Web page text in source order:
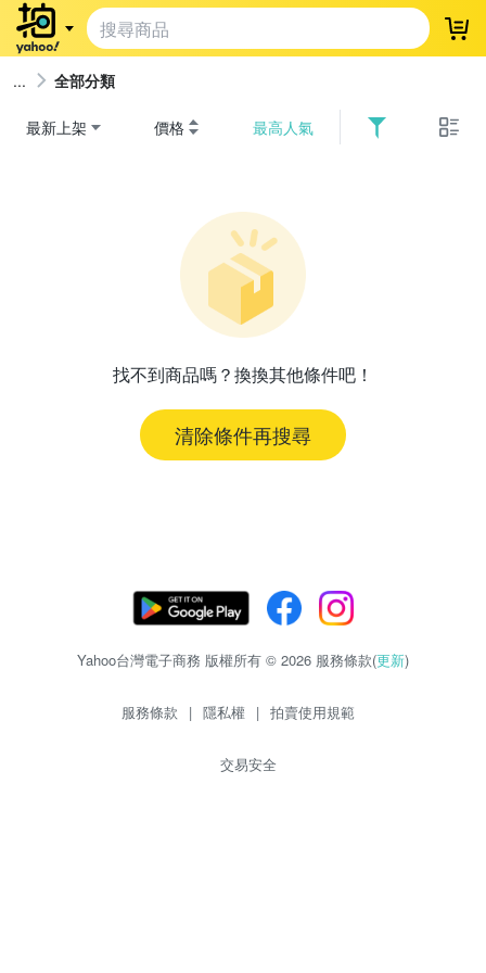
登
全部分類
最新上架 價格 最高人氣
找不到商品嗎？換換其他條件吧！
清除條件再搜尋
Yahoo台灣電子商務 版權所有 © 2026 服務條款(更新)
服務條款 | 隱私權 | 拍賣使用規範
交易安全